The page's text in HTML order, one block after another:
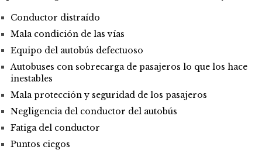
Conductor distraído
Mala condición de las vías
Equipo del autobús defectuoso
Autobuses con sobrecarga de pasajeros lo que los hace
inestables
Mala protección y seguridad de los pasajeros
Negligencia del conductor del autobús
Fatiga del conductor
Puntos ciegos